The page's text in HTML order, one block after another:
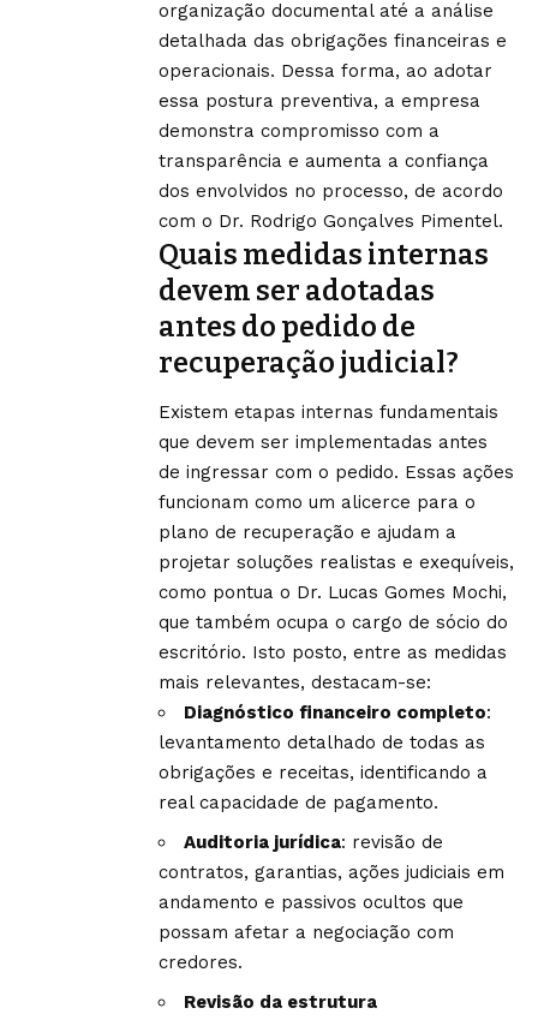
organização documental até a análise
detalhada das obrigações financeiras e
operacionais. Dessa forma, ao adotar
essa postura preventiva, a empresa
demonstra compromisso com a
transparência e aumenta a confiança
dos envolvidos no processo, de acordo
com o Dr. Rodrigo Gonçalves Pimentel.
Quais medidas internas
devem ser adotadas
antes do pedido de
recuperação judicial?
Existem etapas internas fundamentais
que devem ser implementadas antes
de ingressar com o pedido. Essas ações
funcionam como um alicerce para o
plano de recuperação e ajudam a
projetar soluções realistas e exequíveis,
como pontua o Dr. Lucas Gomes Mochi,
que também ocupa o cargo de sócio do
escritório. Isto posto, entre as medidas
mais relevantes, destacam-se:
Diagnóstico financeiro completo:
levantamento detalhado de todas as
obrigações e receitas, identificando a
real capacidade de pagamento.
Auditoria jurídica: revisão de
contratos, garantias, ações judiciais em
andamento e passivos ocultos que
possam afetar a negociação com
credores.
Revisão da estrutura